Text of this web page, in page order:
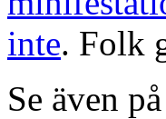
inte. Folk
Se även på